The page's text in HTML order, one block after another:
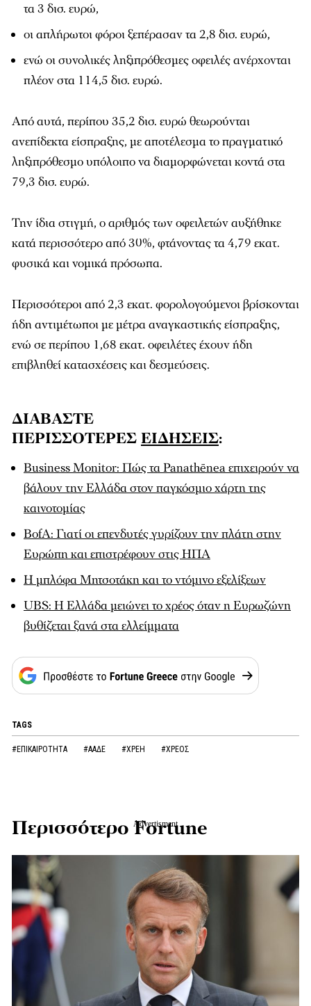
τα 3 δισ. ευρώ,
οι απλήρωτοι φόροι ξεπέρασαν τα 2,8 δισ. ευρώ,
ενώ οι συνολικές ληξιπρόθεσμες οφειλές ανέρχονται
πλέον στα 114,5 δισ. ευρώ.
Από αυτά, περίπου 35,2 δισ. ευρώ θεωρούνται
ανεπίδεκτα είσπραξης, με αποτέλεσμα το πραγματικό
ληξιπρόθεσμο υπόλοιπο να διαμορφώνεται κοντά στα
79,3 δισ. ευρώ.
Την ίδια στιγμή, ο αριθμός των οφειλετών αυξήθηκε
κατά περισσότερο από 30%, φτάνοντας τα 4,79 εκατ.
φυσικά και νομικά πρόσωπα.
Περισσότεροι από 2,3 εκατ. φορολογούμενοι βρίσκονται
ήδη αντιμέτωποι με μέτρα αναγκαστικής είσπραξης,
ενώ σε περίπου 1,68 εκατ. οφειλέτες έχουν ήδη
επιβληθεί κατασχέσεις και δεσμεύσεις.
ΔΙΑΒΑΣΤΕ
ΠΕΡΙΣΣΟΤΕΡΕΣ ΕΙΔΗΣΕΙΣ:
Business Monitor: Πώς τα Panathēnea επιχειρούν να
βάλουν την Ελλάδα στον παγκόσμιο χάρτη της
καινοτομίας
BofA: Γιατί οι επενδυτές γυρίζουν την πλάτη στην
Ευρώπη και επιστρέφουν στις ΗΠΑ
Η μπλόφα Μητσοτάκη και το ντόμινο εξελίξεων
UBS: Η Ελλάδα μειώνει το χρέος όταν η Ευρωζώνη
βυθίζεται ξανά στα ελλείμματα
TAGS
#ΕΠΙΚΑΙΡΟΤΗΤΑ #ΑΑΔΕ #ΧΡΕΗ #ΧΡΕΟΣ
Περισσότερο Fortune